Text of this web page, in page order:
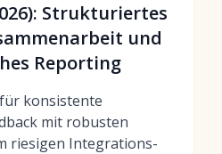
Strukturiertes
und
Reporting
konsistente
mit robusten
riesigen Integrations-